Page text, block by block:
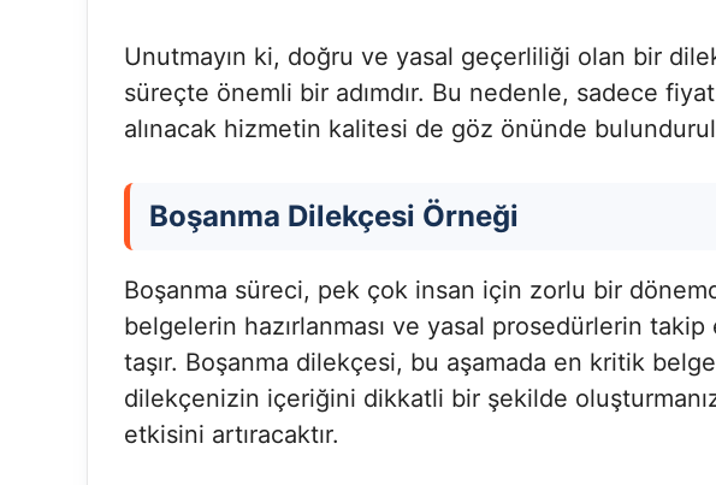
Unutmayın ki, doğru ve yasal geçerliliği olan bir
süreçte önemli bir adımdır. Bu nedenle, sadece
alınacak hizmetin kalitesi de göz önünde
Boşanma Dilekçesi Örneği
Boşanma süreci, pek çok insan için zorlu bir
belgelerin hazırlanması ve yasal prosedürlerin
taşır. Boşanma dilekçesi, bu aşamada en kritik
dilekçenizin içeriğini dikkatli bir şekilde
etkisini artıracaktır.